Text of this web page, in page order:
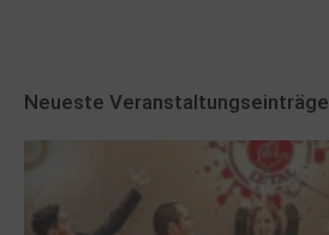
Neueste Veranstaltungseinträge